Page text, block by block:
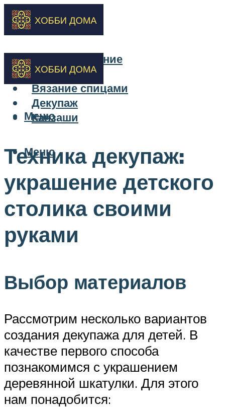
Бисероплетение
Вышивка
Вязание спицами
Декупаж
Канзаши
Меню
Меню
Техника декупаж:
украшение детского
столика своими
руками
Выбор материалов
Рассмотрим несколько вариантов
создания декупажа для детей. В
качестве первого способа
познакомимся с украшением
деревянной шкатулки. Для этого
нам понадобится: